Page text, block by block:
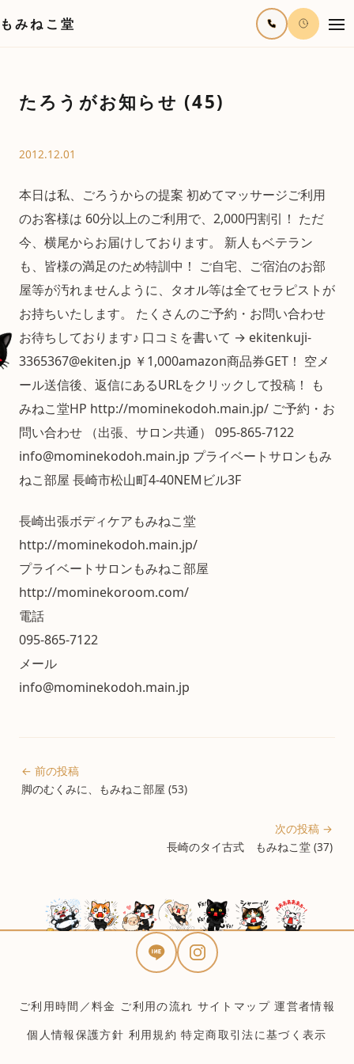
もみねこ堂
たろうがお知らせ (45)
2012.12.01
本日は私、ごろうからの提案 初めてマッサージご利用
のお客様は 60分以上のご利用で、2,000円割引！ ただ
今、横尾からお届けしております。 新人もベテラン
も、皆様の満足のため特訓中！ ご自宅、ご宿泊のお部
屋等が汚れませんように、タオル等は全てセラピストが
お持ちいたします。 たくさんのご予約・お問い合わせ
お待ちしております♪ 口コミを書いて → ekitenkuji-
3365367@ekiten.jp ￥1,000amazon商品券GET！ 空メ
ール送信後、返信にあるURLをクリックして投稿！ も
みねこ堂HP http://mominekodoh.main.jp/ ご予約・お
問い合わせ （出張、サロン共通） 095-865-7122
info@mominekodoh.main.jp プライベートサロンもみ
ねこ部屋 長崎市松山町4-40NEMビル3F
長崎出張ボディケアもみねこ堂
http://mominekodoh.main.jp/
プライベートサロンもみねこ部屋
http://mominekoroom.com/
電話
095-865-7122
メール
info@mominekodoh.main.jp
← 前の投稿
脚のむくみに、もみねこ部屋 (53)
次の投稿 →
長崎のタイ古式 もみねこ堂 (37)
ご利用時間／料金 ご利用の流れ サイトマップ 運営者情報
個人情報保護方針 利用規約 特定商取引法に基づく表示